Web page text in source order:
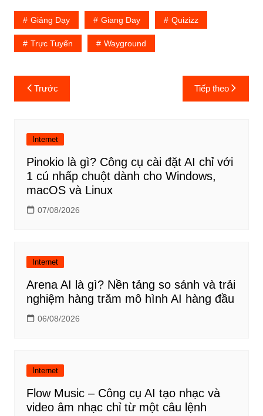
Giảng Dạy Giang Day Quizizz
Trực Tuyến Wayground
Điều
hướng
viết
Trước Tiếp theo
Internet
Pinokio là gì? Công cụ cài đặt AI chỉ với
1 cú nhấp chuột dành cho Windows,
macOS và Linux
07/08/2026
Internet
Arena AI là gì? Nền tảng so sánh và trải
nghiệm hàng trăm mô hình AI hàng đầu
06/08/2026
Internet
Flow Music – Công cụ AI tạo nhạc và
video âm nhạc chỉ từ một câu lệnh